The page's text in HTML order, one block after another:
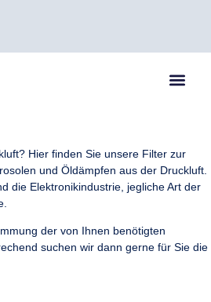
Hier finden Sie unsere Filter zur
und Öldämpfen aus der Druckluft.
die Elektronikindustrie, jegliche Art der
der von Ihnen benötigten
suchen wir dann gerne für Sie die